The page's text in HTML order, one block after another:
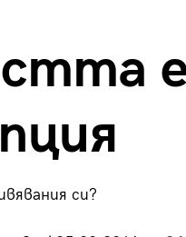
си?
Prelude: как